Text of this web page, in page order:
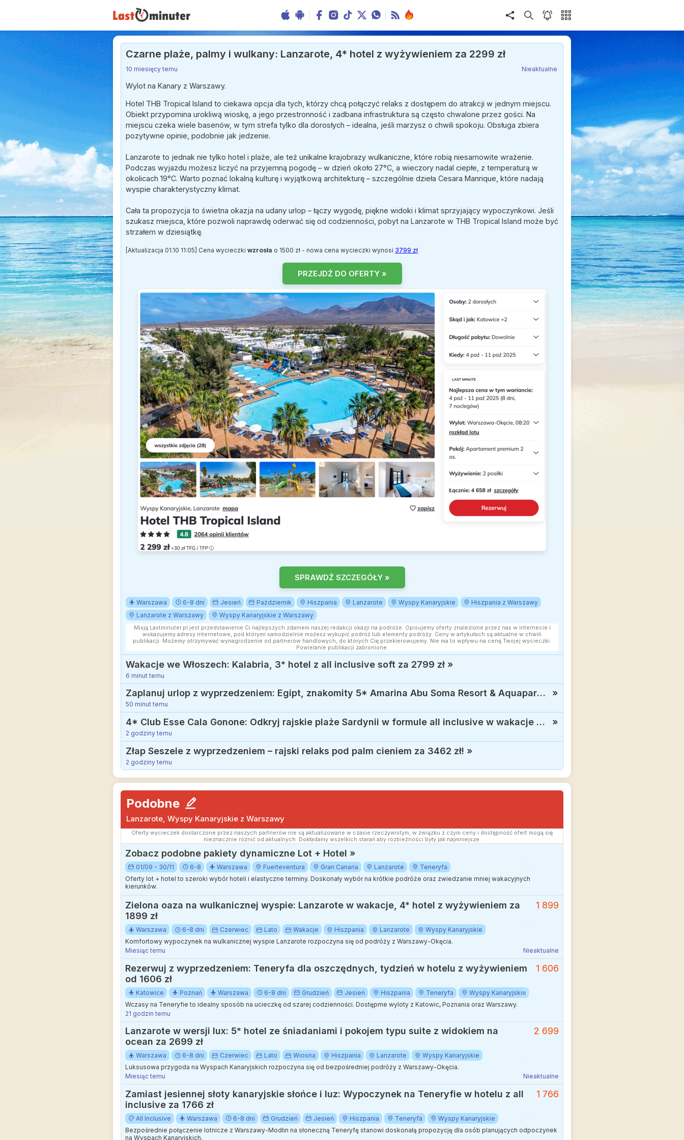
Czarne plaże, palmy i wulkany: Lanzarote, 4* hotel z wyżywieniem za 2299 zł
10 miesięcy temu Nieaktualne
Wylot na Kanary z Warszawy.
Hotel THB Tropical Island to ciekawa opcja dla tych, którzy chcą połączyć relaks z dostępem do atrakcji w jednym miejscu.
Obiekt przypomina urokliwą wioskę, a jego przestronność i zadbana infrastruktura są często chwalone przez gości. Na
miejscu czeka wiele basenów, w tym strefa tylko dla dorosłych – idealna, jeśli marzysz o chwili spokoju. Obsługa zbiera
pozytywne opinie, podobnie jak jedzenie.
Lanzarote to jednak nie tylko hotel i plaże, ale też unikalne krajobrazy wulkaniczne, które robią niesamowite wrażenie.
Podczas wyjazdu możesz liczyć na przyjemną pogodę – w dzień około 27°C, a wieczory nadal ciepłe, z temperaturą w
okolicach 19°C. Warto poznać lokalną kulturę i wyjątkową architekturę – szczególnie dzieła Cesara Manrique, które nadają
wyspie charakterystyczny klimat.
Cała ta propozycja to świetna okazja na udany urlop – łączy wygodę, piękne widoki i klimat sprzyjający wypoczynkowi. Jeśli
szukasz miejsca, które pozwoli naprawdę oderwać się od codzienności, pobyt na Lanzarote w THB Tropical Island może być
strzałem w dziesiątkę.
[Aktualizacja 01.10 11:05] Cena wycieczki wzrosła o 1500 zł - nowa cena wycieczki wynosi 3799 zł
PRZEJDŹ DO OFERTY »
SPRAWDŹ SZCZEGÓŁY »
Warszawa 6-8 dni Jesień Październik Hiszpania Lanzarote Wyspy Kanaryjskie
Hiszpania z Warszawy
Lanzarote z Warszawy
Wyspy Kanaryjskie z Warszawy
Misją Lastminuter.pl jest przedstawienie Ci najlepszych zdaniem naszej redakcji okazji na podróże. Opisujemy oferty znalezione przez nas w internecie i
wskazujemy adresy internetowe, pod którymi samodzielnie możesz wykupić podróż lub elementy podróży. Ceny w artykułach są aktualne w chwili
publikacji. Możemy otrzymywać wynagrodzenie od partnerów handlowych, do których Cię przekierowujemy. Nie ma to wpływu na cenę Twojej wycieczki.
Powielanie publikacji zabronione.
Wakacje we Włoszech: Kalabria, 3* hotel z all inclusive soft za 2799 zł »
6 minut temu
Zaplanuj urlop z wyprzedzeniem: Egipt, znakomity 5* Amarina Abu Soma Resort & Aquapark z all inclusive od 2049 zł »
50 minut temu
4* Club Esse Cala Gonone: Odkryj rajskie plaże Sardynii w formule all inclusive w wakacje za 3199 zł »
2 godziny temu
Złap Seszele z wyprzedzeniem – rajski relaks pod palm cieniem za 3462 zł! »
2 godziny temu
Podobne
Lanzarote, Wyspy Kanaryjskie z Warszawy
Oferty wycieczek dostarczone przez naszych partnerów nie są aktualizowane w czasie rzeczywistym, w związku z czym ceny i dostępność ofert mogą się
nieznacznie różnić od aktualnych. Dokładamy wszelkich starań aby rozbieżności były jak najmniejsze.
Zobacz podobne pakiety dynamiczne Lot + Hotel »
01/09 - 30/11 6-8 Warszawa Fuerteventura Gran Canaria Lanzarote
Teneryfa
Oferty lot + hotel to szeroki wybór hoteli i elastyczne terminy. Doskonały wybór na krótkie podróże oraz zwiedzanie mniej wakacyjnych
kierunków.
Zielona oaza na wulkanicznej wyspie: Lanzarote w wakacje, 4* hotel z wyżywieniem za
1899 zł
1 899
Warszawa 6-8 dni Czerwiec Lato Wakacje Hiszpania Lanzarote
Wyspy Kanaryjskie
Komfortowy wypoczynek na wulkanicznej wyspie Lanzarote rozpoczyna się od podróży z Warszawy-Okęcia.
Miesiąc temu
Nieaktualne
Rezerwuj z wyprzedzeniem: Teneryfa dla oszczędnych, tydzień w hotelu z wyżywieniem
od 1606 zł
1 606
Katowice Poznań Warszawa 6-8 dni Grudzień Jesień Hiszpania Teneryfa
Wyspy Kanaryjskie
Wczasy na Teneryfie to idealny sposób na ucieczkę od szarej codzienności. Dostępme wyloty z Katowic, Poznania oraz Warszawy.
21 godzin temu
Lanzarote w wersji lux: 5* hotel ze śniadaniami i pokojem typu suite z widokiem na
ocean za 2699 zł
2 699
Warszawa 6-8 dni Czerwiec Lato Wiosna Hiszpania Lanzarote
Wyspy Kanaryjskie
Luksusowa przygoda na Wyspach Kanaryjskich rozpoczyna się od bezpośredniej podróży z Warszawy-Okęcia.
Miesiąc temu
Nieaktualne
Zamiast jesiennej słoty kanaryjskie słońce i luz: Wypoczynek na Teneryfie w hotelu z all
inclusive za 1766 zł
1 766
All Inclusive Warszawa 6-8 dni Grudzień Jesień Hiszpania Teneryfa
Wyspy Kanaryjskie
Bezpośrednie połączenie lotnicze z Warszawy-Modlin na słoneczną Teneryfę stanowi doskonałą propozycję dla osób planujących odpoczynek
na Wyspach Kanaryjskich.